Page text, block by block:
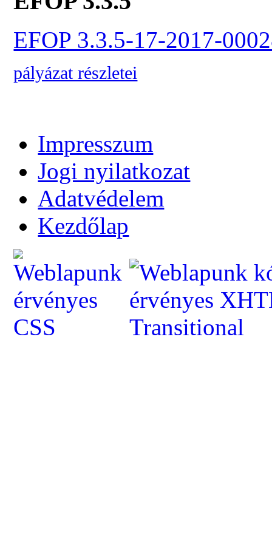
EFOP 3.3.5-17-2017-
pályázat részletei
Impresszum
Jogi nyilatkozat
Adatvédelem
Kezdőlap